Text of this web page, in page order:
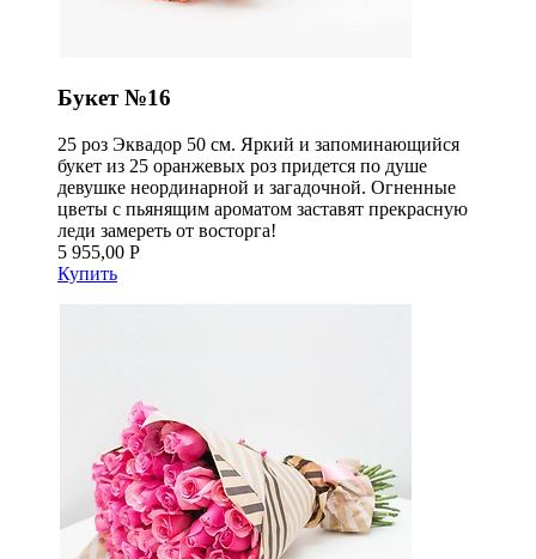
Букет №16
25 роз Эквадор 50 см. Яркий и запоминающийся
букет из 25 оранжевых роз придется по душе
девушке неординарной и загадочной. Огненные
цветы с пьянящим ароматом заставят прекрасную
леди замереть от восторга!
5 955,00 Р
Купить